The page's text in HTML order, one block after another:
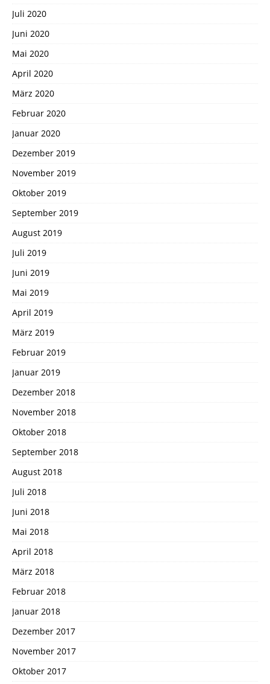
Juli 2020
Juni 2020
Mai 2020
April 2020
März 2020
Februar 2020
Januar 2020
Dezember 2019
November 2019
Oktober 2019
September 2019
August 2019
Juli 2019
Juni 2019
Mai 2019
April 2019
März 2019
Februar 2019
Januar 2019
Dezember 2018
November 2018
Oktober 2018
September 2018
August 2018
Juli 2018
Juni 2018
Mai 2018
April 2018
März 2018
Februar 2018
Januar 2018
Dezember 2017
November 2017
Oktober 2017